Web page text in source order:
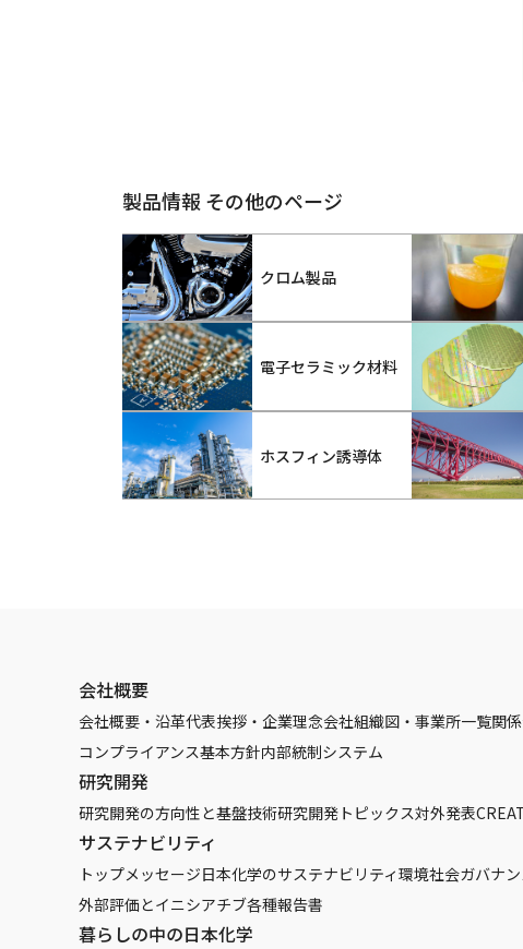
製品情報 その他のページ
クロム製品
電子セラミック材料
ホスフィン誘導体
会社概要
会社概要・沿革代表挨拶・企業理念会社組織図・事業所一覧関
コンプライアンス基本方針内部統制システム
研究開発
研究開発の方向性と基盤技術研究開発トピックス対外発表
サステナビリティ
トップメッセージ日本化学のサステナビリティ環境社会ガバナ
外部評価とイニシアチブ各種報告書
暮らしの中の日本化学